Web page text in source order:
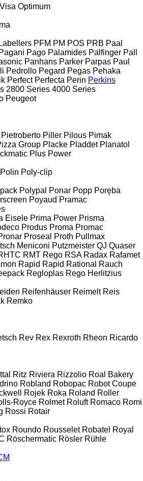
Optimum
PFM PM POS PRB Paal
Pagani Pago Palamides Palfinger Pall
Panhans Parker Parpas Paul
Pedrollo Pegard Pegas Pehaka
Perfect Perfecta Perin Perkins
2800 Series 4000 Series
Peugeot
Pietroberto Piller Pilous Pimak
Group Placke Pladdet Planatol
Plus Power
Polin Poly-clip
Polypal Ponar Popp Poręba
Poyaud Pramac
Eisele Prima Power Prisma
Produs Proma Promac
Proseal Proth Pullmax
Meniconi Putzmeister QJ Quaser
RMT Rego RSA Radax Rafamet
Rapid Rapid Rational
Rauch
Regloplas Rego Herlitzius
Reifenhäuser Reimelt Reis
Remko
Rev Rex Rexroth Rheon Ricardo
Ritz Riviera Rizzolio Roal Bakery
Robland Robopac Robot Coupe
Rojek Roka Roland Roller
Royce Rolmet Roluft Romaco Romi
Rossi Rotair
Roundo Rousselet Robatel Royal
Röschermatic Rösler Rühle